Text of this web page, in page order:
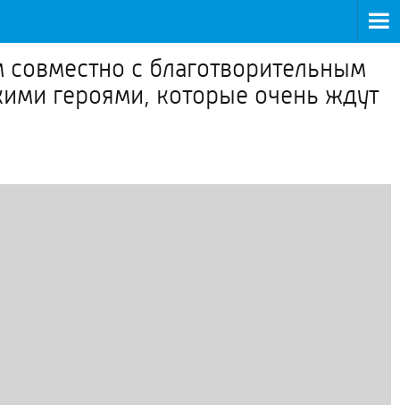
с благотворительным
героями, которые очень ждут